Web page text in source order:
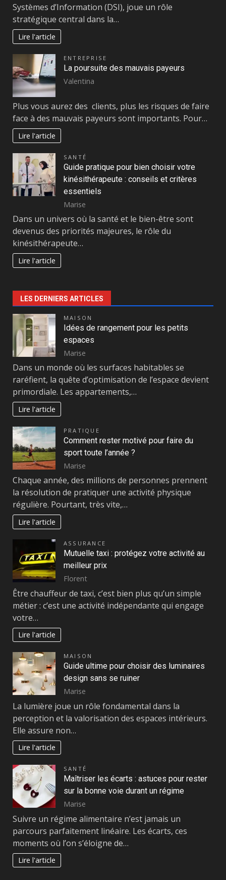
Systèmes d’Information (DSI), joue un rôle
stratégique central dans la…
Lire l'article
ENTREPRISE
La poursuite des mauvais payeurs
Valentina
Plus vous aurez des clients, plus les risques de faire
face à des mauvais payeurs sont importants. Pour…
Lire l'article
SANTÉ
Guide pratique pour bien choisir votre
kinésithérapeute : conseils et critères
essentiels
Marise
Dans un univers où la santé et le bien-être sont
devenus des priorités majeures, le rôle du
kinésithérapeute…
Lire l'article
LES DERNIERS ARTICLES
MAISON
Idées de rangement pour les petits
espaces
Marise
Dans un monde où les surfaces habitables se
raréfient, la quête d’optimisation de l’espace devient
primordiale. Les appartements,…
Lire l'article
PRATIQUE
Comment rester motivé pour faire du
sport toute l’année ?
Marise
Chaque année, des millions de personnes prennent
la résolution de pratiquer une activité physique
régulière. Pourtant, très vite,…
Lire l'article
ASSURANCE
Mutuelle taxi : protégez votre activité au
meilleur prix
Florent
Être chauffeur de taxi, c’est bien plus qu’un simple
métier : c’est une activité indépendante qui engage
votre…
Lire l'article
MAISON
Guide ultime pour choisir des luminaires
design sans se ruiner
Marise
La lumière joue un rôle fondamental dans la
perception et la valorisation des espaces intérieurs.
Elle assure non…
Lire l'article
SANTÉ
Maîtriser les écarts : astuces pour rester
sur la bonne voie durant un régime
Marise
Suivre un régime alimentaire n’est jamais un
parcours parfaitement linéaire. Les écarts, ces
moments où l’on s’éloigne de…
Lire l'article